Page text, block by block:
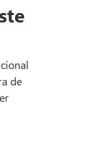
de